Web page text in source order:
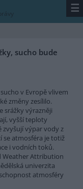
☰
sucho bude
v Evropě vlivem
změny zesílilo.
srážky výrazněji
vyšší teploty
zvyšují výpar vody z
se atmosféra je totiž
i vodních toků.
Weather Attribution
univerzita
atmosféry